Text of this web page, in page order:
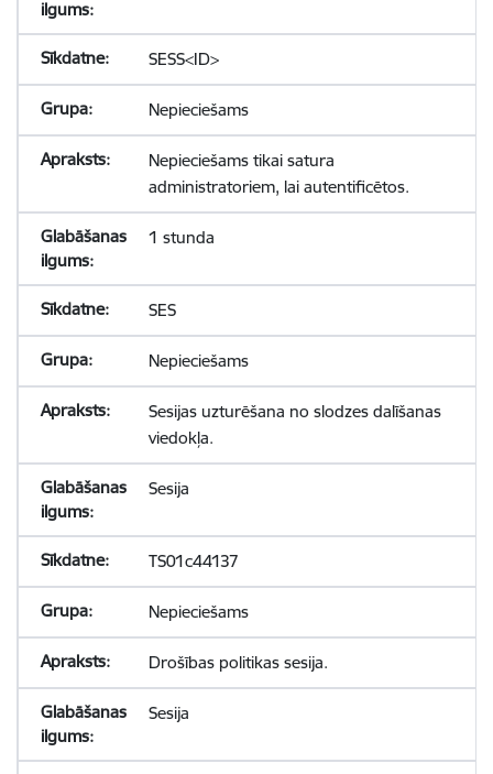
SESS<ID>
Nepieciešams
Nepieciešams tikai satura
administratoriem, lai autentificētos.
1 stunda
SES
Nepieciešams
Sesijas uzturēšana no slodzes dalīšanas
viedokļa.
Sesija
TS01c44137
Nepieciešams
Drošības politikas sesija.
Sesija